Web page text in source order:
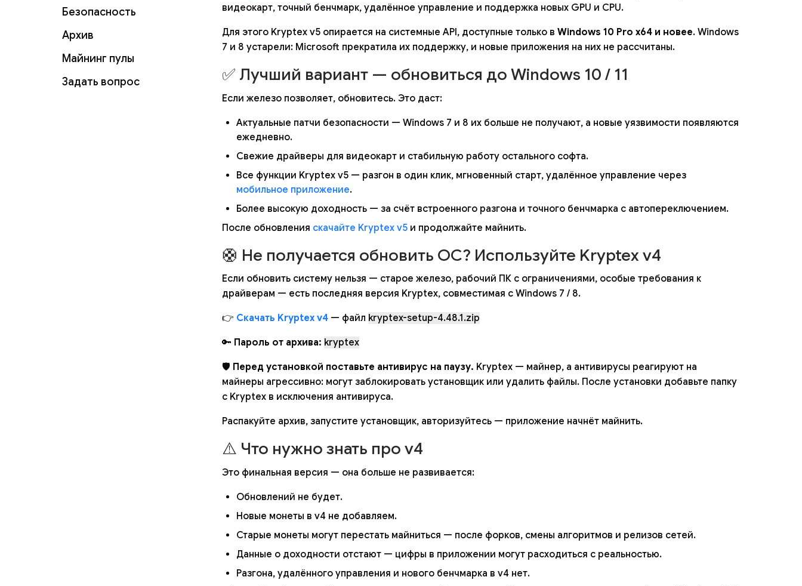
Безопасность
Архив
Майнинг пулы
Задать вопрос
видеокарт, точный бенчмарк, удалённое управление и поддержка новых GPU и CPU.
Для этого Kryptex v5 опирается на системные API, доступные только в Windows 10 Pro x64 и новее. Windows
7 и 8 устарели: Microsoft прекратила их поддержку, и новые приложения на них не рассчитаны.
✅ Лучший вариант — обновиться до Windows 10 / 11
Если железо позволяет, обновитесь. Это даст:
Актуальные патчи безопасности — Windows 7 и 8 их больше не получают, а новые уязвимости появляются
ежедневно.
Свежие драйверы для видеокарт и стабильную работу остального софта.
Все функции Kryptex v5 — разгон в один клик, мгновенный старт, удалённое управление через
мобильное приложение.
Более высокую доходность — за счёт встроенного разгона и точного бенчмарка с автопереключением.
После обновления скачайте Kryptex v5 и продолжайте майнить.
🛟 Не получается обновить ОС? Используйте Kryptex v4
Если обновить систему нельзя — старое железо, рабочий ПК с ограничениями, особые требования к
драйверам — есть последняя версия Kryptex, совместимая с Windows 7 / 8.
👉 Скачать Kryptex v4 — файл kryptex-setup-4.48.1.zip
🔑 Пароль от архива: kryptex
🛡 Перед установкой поставьте антивирус на паузу. Kryptex — майнер, а антивирусы реагируют на
майнеры агрессивно: могут заблокировать установщик или удалить файлы. После установки добавьте папку
с Kryptex в исключения антивируса.
Распакуйте архив, запустите установщик, авторизуйтесь — приложение начнёт майнить.
⚠️ Что нужно знать про v4
Это финальная версия — она больше не развивается:
Обновлений не будет.
Новые монеты в v4 не добавляем.
Старые монеты могут перестать майниться — после форков, смены алгоритмов и релизов сетей.
Данные о доходности отстают — цифры в приложении могут расходиться с реальностью.
Разгона, удалённого управления и нового бенчмарка в v4 нет.